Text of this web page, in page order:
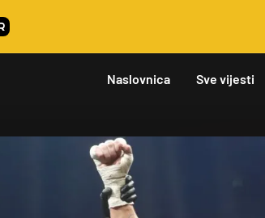
Naslovnica Sve vijesti